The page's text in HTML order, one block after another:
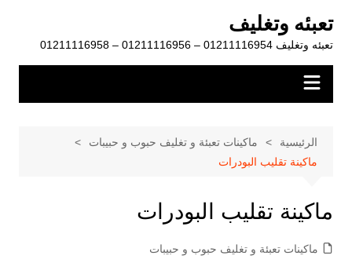
المحتوى
تعبئه وتغليف
تعبئه وتغليف 01211116954 – 01211116956 – 01211116958
الرئيسية
ماكينات تعبئة و تغليف حبوب و حبيبات
ماكينة تقليب البودرات
ماكينة تقليب البودرات
ماكينات تعبئة و تغليف حبوب و حبيبات